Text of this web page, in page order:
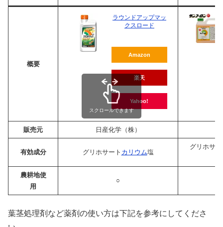
概要
ラウンドアップマッ
クスロード
Amazon
楽天
Yahoo!
販売元 日産化学（株）
有効成分 グリホサート カリウム塩
グリホサ
農耕地使
用
○
スクロールできます
葉茎処理剤など薬剤の使い方は下記を参考にしてくださ